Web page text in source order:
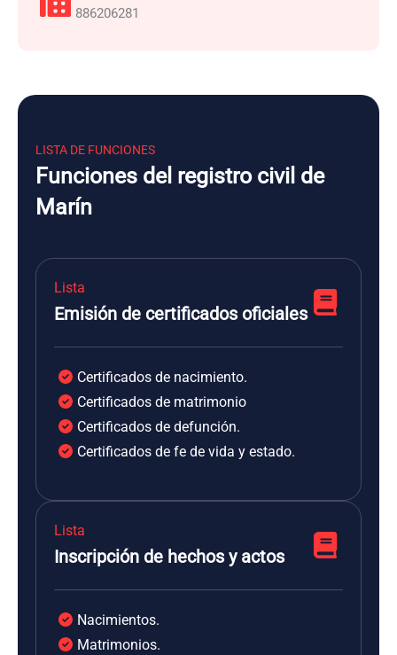
886206281
LISTA DE FUNCIONES
Funciones del registro civil de
Marín
Lista
Emisión de certificados oficiales
Certificados de nacimiento.
Certificados de matrimonio
Certificados de defunción.
Certificados de fe de vida y estado.
Lista
Inscripción de hechos y actos
Nacimientos.
Matrimonios.